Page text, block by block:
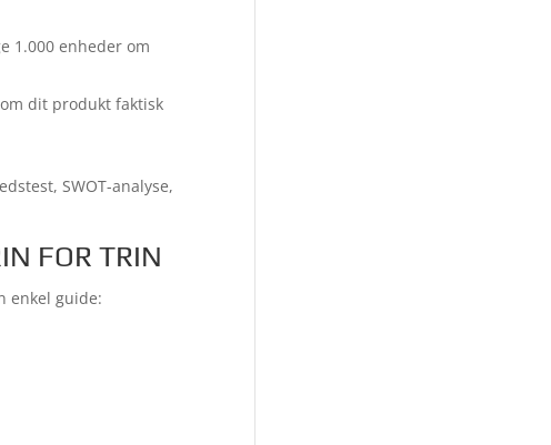
1.000 enheder om
dit produkt faktisk
SWOT-analyse,
FOR TRIN
enkel guide: